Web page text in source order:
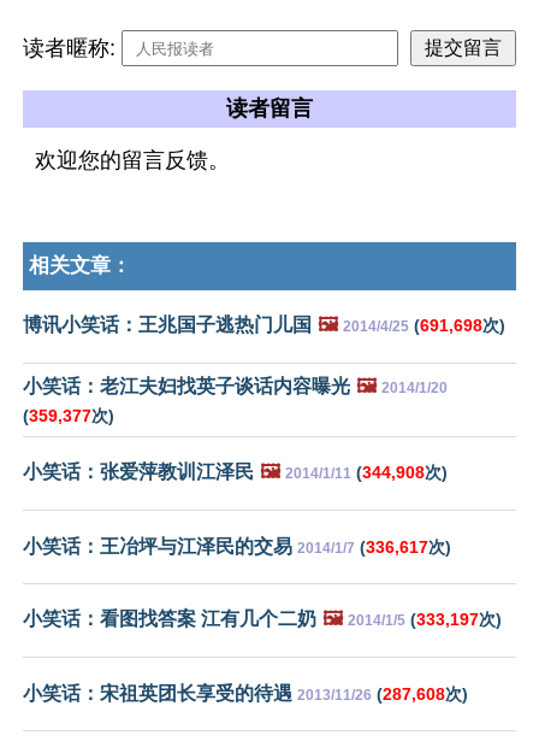
读者暱称:
读者留言
欢迎您的留言反馈。
相关文章：
博讯小笑话：王兆国子逃热门儿国 🖼️ 2014/4/25 (691,698次)
小笑话：老江夫妇找英子谈话内容曝光 🖼️ 2014/1/20
(359,377次)
小笑话：张爱萍教训江泽民 🖼️ 2014/1/11 (344,908次)
小笑话：王冶坪与江泽民的交易 2014/1/7 (336,617次)
小笑话：看图找答案 江有几个二奶 🖼️ 2014/1/5 (333,197次)
小笑话：宋祖英团长享受的待遇 2013/11/26 (287,608次)